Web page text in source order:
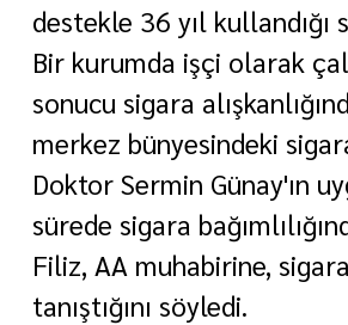
destekle 36 yıl kullandığı
Bir kurumda işçi olarak
sonucu sigara
merkez bünyesindeki
Doktor Sermin Günay'ın
sürede sigara
Filiz, AA muhabirine,
tanıştığını söyledi.